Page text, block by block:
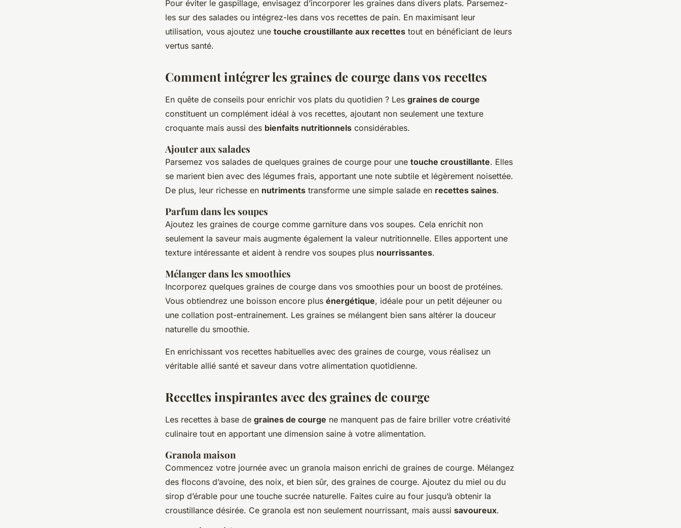
Pour éviter le gaspillage, envisagez d’incorporer les graines dans divers plats. Parsemez-
les sur des salades ou intégrez-les dans vos recettes de pain. En maximisant leur
utilisation, vous ajoutez une touche croustillante aux recettes tout en bénéficiant de leurs
vertus santé.
Comment intégrer les graines de courge dans vos recettes
En quête de conseils pour enrichir vos plats du quotidien ? Les graines de courge
constituent un complément idéal à vos recettes, ajoutant non seulement une texture
croquante mais aussi des bienfaits nutritionnels considérables.
Ajouter aux salades
Parsemez vos salades de quelques graines de courge pour une touche croustillante. Elles
se marient bien avec des légumes frais, apportant une note subtile et légèrement noisettée.
De plus, leur richesse en nutriments transforme une simple salade en recettes saines.
Parfum dans les soupes
Ajoutez les graines de courge comme garniture dans vos soupes. Cela enrichit non
seulement la saveur mais augmente également la valeur nutritionnelle. Elles apportent une
texture intéressante et aident à rendre vos soupes plus nourrissantes.
Mélanger dans les smoothies
Incorporez quelques graines de courge dans vos smoothies pour un boost de protéines.
Vous obtiendrez une boisson encore plus énergétique, idéale pour un petit déjeuner ou
une collation post-entrainement. Les graines se mélangent bien sans altérer la douceur
naturelle du smoothie.
En enrichissant vos recettes habituelles avec des graines de courge, vous réalisez un
véritable allié santé et saveur dans votre alimentation quotidienne.
Recettes inspirantes avec des graines de courge
Les recettes à base de graines de courge ne manquent pas de faire briller votre créativité
culinaire tout en apportant une dimension saine à votre alimentation.
Granola maison
Commencez votre journée avec un granola maison enrichi de graines de courge. Mélangez
des flocons d’avoine, des noix, et bien sûr, des graines de courge. Ajoutez du miel ou du
sirop d’érable pour une touche sucrée naturelle. Faites cuire au four jusqu’à obtenir la
croustillance désirée. Ce granola est non seulement nourrissant, mais aussi savoureux.